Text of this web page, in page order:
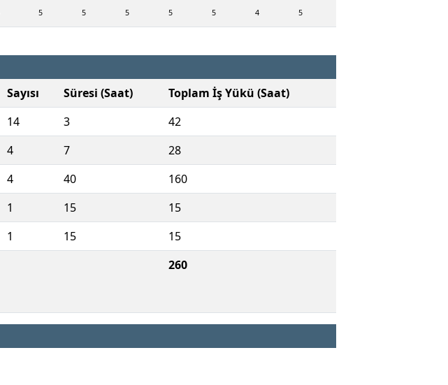
5 5 5 5 5 4 5
Sayısı Süresi (Saat)
Toplam İş Yükü (Saat)
14 3
42
4 7
28
4 40
160
1 15
15
1 15
15
260